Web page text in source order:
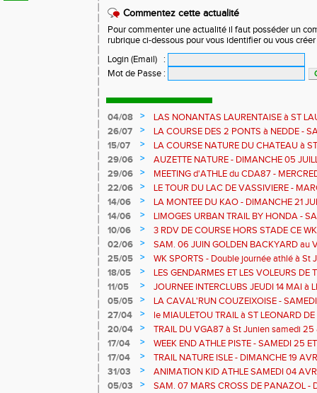
Commentez cette actualité
Pour commenter une actualité il faut posséder un
rubrique ci-dessous pour vous identifier ou vous
Login (Email)
:
Mot de Passe :
04/08 >
LAS NONANTAS LAURENTAISE à ST
AOUT - COURSE RELAIS sur 90mn
26/07 >
LA COURSE DES 2 PONTS à NEDDE -
15/07
>
LA COURSE NATURE DU CHATEAU à
JUILLET
29/06 >
AUZETTE NATURE - DIMANCHE 05
29/06
>
MEETING d'ATHLE du CDA87 -
22/06
>
LE TOUR DU LAC DE VASSIVIERE -
COURSE NATURE - TDLV c'est ce WK
14/06 >
LA MONTEE DU KAO - DIMANCHE 21
14/06
>
LIMOGES URBAN TRAIL BY HONDA -
10/06
>
3 RDV DE COURSE HORS STADE CE
Bujaleuf
02/06 >
SAM. 06 JUIN GOLDEN BACKYARD au
RONDE DES LEGENDES à BLOND
25/05 >
WK SPORTS - Double journée athlé à St
stade
18/05 >
LES GENDARMES ET LES VOLEURS
11/05
>
JOURNEE INTERCLUBS JEUDI 14 MAI à
05/05
>
LA CAVAL'RUN COUZEIXOISE -
27/04
>
le MIAULETOU TRAIL à ST LEONARD
- 13 et 22 km
20/04 >
TRAIL DU VGA87 à St Junien samedi 25
LA TOUR à Chateau Chervix - dimanche
17/04 >
WEEK END ATHLE PISTE - SAMEDI 25
SAINT JUNIEN
17/04 >
TRAIL NATURE ISLE - DIMANCHE 19
31/03
>
ANIMATION KID ATHLE SAMEDI 04
05/03
>
SAM. 07 MARS CROSS DE PANAZOL -